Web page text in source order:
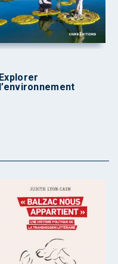
Explorer
l’environnement